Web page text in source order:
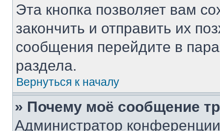
Эта кнопка позволяет вам
закончить и отправить их
сообщения перейдите в
раздела.
Вернуться к началу
» Почему моё сообщение
Администратор